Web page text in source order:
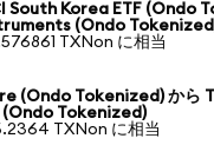
South Korea ETF (Ondo
(Ondo
TXNon に相当
(Ondo Tokenized) から
Tokenized)
TXNon に相当